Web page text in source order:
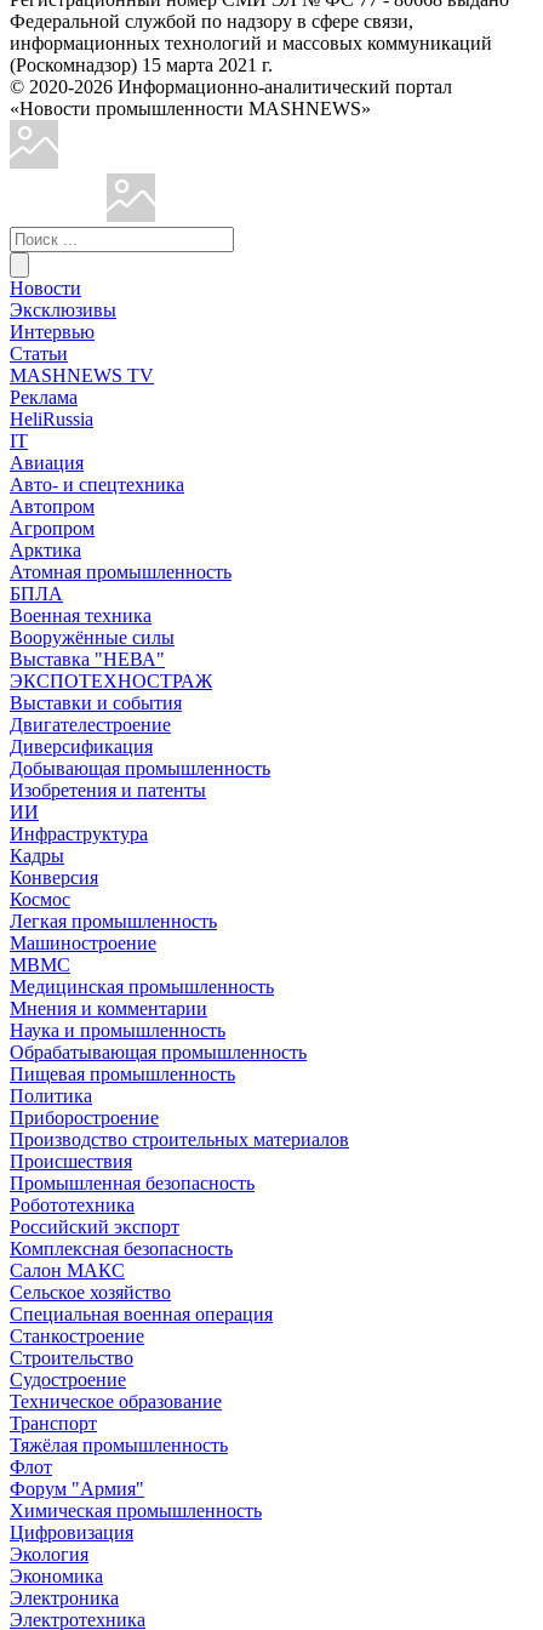
Федеральной службой по надзору в сфере связи,
информационных технологий и массовых коммуникаций
(Роскомнадзор) 15 марта 2021 г.
© 2020-2026 Информационно-аналитический портал
«Новости промышленности MASHNEWS»
Новости
Эксклюзивы
Интервью
Статьи
MASHNEWS TV
Реклама
HeliRussia
IT
Авиация
Авто- и спецтехника
Автопром
Агропром
Арктика
Атомная промышленность
БПЛА
Военная техника
Вооружённые силы
Выставка "НЕВА"
ЭКСПОТЕХНОСТРАЖ
Выставки и события
Двигателестроение
Диверсификация
Добывающая промышленность
Изобретения и патенты
ИИ
Инфраструктура
Кадры
Конверсия
Космос
Легкая промышленность
Машиностроение
МВМС
Медицинская промышленность
Мнения и комментарии
Наука и промышленность
Обрабатывающая промышленность
Пищевая промышленность
Политика
Приборостроение
Производство строительных материалов
Происшествия
Промышленная безопасность
Робототехника
Российский экспорт
Комплексная безопасность
Салон МАКС
Сельское хозяйство
Специальная военная операция
Станкостроение
Строительство
Судостроение
Техническое образование
Транспорт
Тяжёлая промышленность
Флот
Форум "Армия"
Химическая промышленность
Цифровизация
Экология
Экономика
Электроника
Электротехника